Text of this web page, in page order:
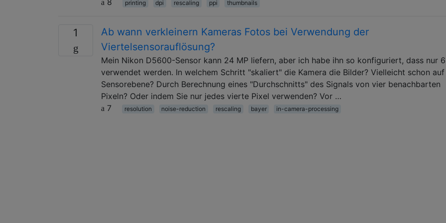
printing dpi rescaling ppi thumbnails
1
Ab wann verkleinern Kameras Fotos bei Verwendung der
Viertelsensorauflösung?
Mein Nikon D5600-Sensor kann 24 MP liefern, aber ich habe ihn so konfiguriert, dass nur
verwendet werden. In welchem ​​Schritt "skaliert" die Kamera die Bilder? Vielleicht schon auf
Sensorebene? Durch Berechnung eines "Durchschnitts" des Signals von vier benachbarten
Pixeln? Oder indem Sie nur jedes vierte Pixel verwenden? Vor …
7
resolution noise-reduction rescaling bayer in-camera-processing